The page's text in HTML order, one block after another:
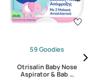
59 Goodies
Otrisalin Baby Nose
Aspirator & Bab …